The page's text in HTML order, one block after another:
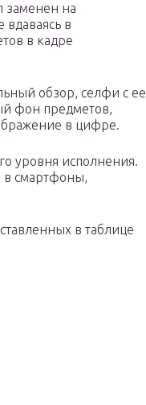
заменен на
в
в кадре
обзор, селфи с ее
фон предметов,
в цифре.
уровня исполнения.
в смартфоны,
в таблице